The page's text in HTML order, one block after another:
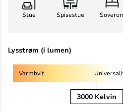
Stue Spisestue
Lysstrøm (i lumen)
Varmhvit
3000 Kelvin